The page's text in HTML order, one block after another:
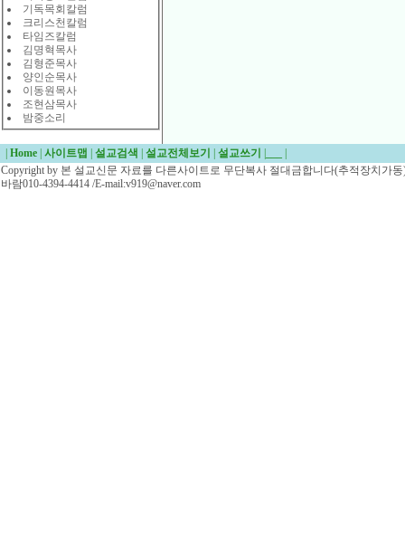
기독목회칼럼
크리스천칼럼
타임즈칼럼
김명혁목사
김형준목사
양인순목사
이동원목사
조현삼목사
밤중소리
Home 사이트맵 설교검색 설교전체보기 설교쓰기
Copyright by 본 설교신문 자료를 다른사이트로 무단복사 절대금합니다(추적장치가
바람010-4394-4414 /E-mail:v919@naver.com